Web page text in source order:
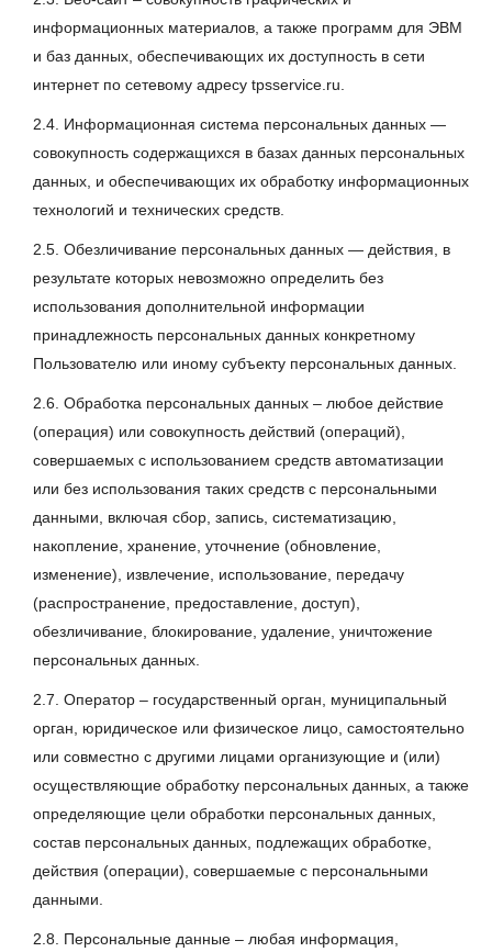
информационных материалов, а также программ для ЭВМ
и баз данных, обеспечивающих их доступность в сети
интернет по сетевому адресу tpsservice.ru.
2.4. Информационная система персональных данных —
совокупность содержащихся в базах данных персональных
данных, и обеспечивающих их обработку информационных
технологий и технических средств.
2.5. Обезличивание персональных данных — действия, в
результате которых невозможно определить без
использования дополнительной информации
принадлежность персональных данных конкретному
Пользователю или иному субъекту персональных данных.
2.6. Обработка персональных данных – любое действие
(операция) или совокупность действий (операций),
совершаемых с использованием средств автоматизации
или без использования таких средств с персональными
данными, включая сбор, запись, систематизацию,
накопление, хранение, уточнение (обновление,
изменение), извлечение, использование, передачу
(распространение, предоставление, доступ),
обезличивание, блокирование, удаление, уничтожение
персональных данных.
2.7. Оператор – государственный орган, муниципальный
орган, юридическое или физическое лицо, самостоятельно
или совместно с другими лицами организующие и (или)
осуществляющие обработку персональных данных, а также
определяющие цели обработки персональных данных,
состав персональных данных, подлежащих обработке,
действия (операции), совершаемые с персональными
данными.
2.8. Персональные данные – любая информация,